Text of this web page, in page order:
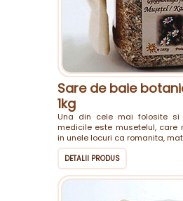
Sare de baie
1kg
Una din cele mai folosite si
medicile este musetelul, care
in unele locuri ca romanita,
DETALII PRODUS